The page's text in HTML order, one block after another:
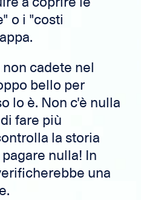
o i "costi
cadete nel
bello per
lo è. Non c'è nulla
fare più
la storia
nulla! In
una